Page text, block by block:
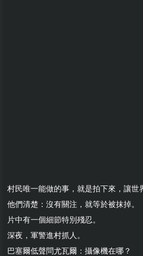
村民唯一能做的事，就是拍下來，讓世
他們清楚：沒有關注，就等於被抹掉。
片中有一個細節特別殘忍。
深夜，軍警進村抓人。
巴塞爾低聲問尤瓦爾：攝像機在哪？